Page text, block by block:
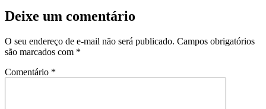
Deixe um comentário
O seu endereço de e-mail não será publicado. Campos obrigatórios
são marcados com *
Comentário *